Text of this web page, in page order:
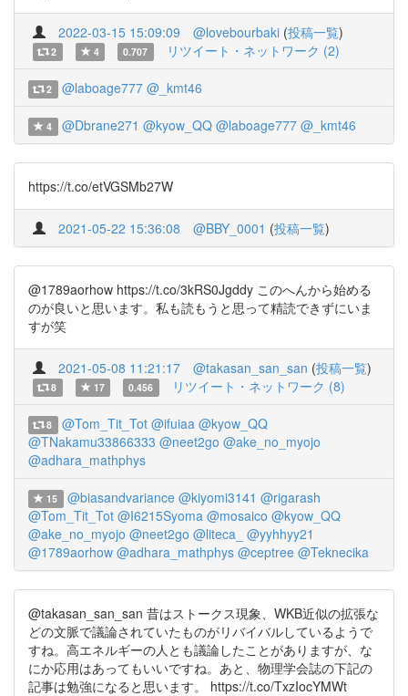
2022-03-15 15:09:09 @lovebourbaki (投稿一覧)
2 4 0.707 リツイート・ネットワーク (2)
2 @laboage777 @_kmt46
4 @Dbrane271 @kyow_QQ @laboage777 @_kmt46
https://t.co/etVGSMb27W
2021-05-22 15:36:08 @BBY_0001 (投稿一覧)
@1789aorhow https://t.co/3kRS0Jgddy このへんから始める
のが良いと思います。私も読もうと思って精読できずにいま
すが笑
2021-05-08 11:21:17 @takasan_san_san (投稿一覧)
8 17 0.456 リツイート・ネットワーク (8)
8 @Tom_Tit_Tot @ifuiaa @kyow_QQ
@TNakamu33866333 @neet2go @ake_no_myojo
@adhara_mathphys
15 @biasandvariance @kiyomi3141 @rigarash
@Tom_Tit_Tot @I6215Syoma @mosaico @kyow_QQ
@ake_no_myojo @neet2go @liteca_ @yyhhyy21
@1789aorhow @adhara_mathphys @ceptree @Teknecika
@takasan_san_san 昔はストークス現象、WKB近似の拡張な
どの文脈で議論されていたものがリバイバルしているようで
すね。高エネルギーの人とも議論したことがありますが、な
にか応用はあってもいいですね。あと、物理学会誌の下記の
記事は勉強になると思います。 https://t.co/TxzIocYMWt